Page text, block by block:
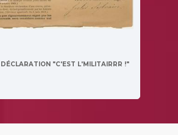
DÉCLARATION "C'EST L'MILITAIRRR !"